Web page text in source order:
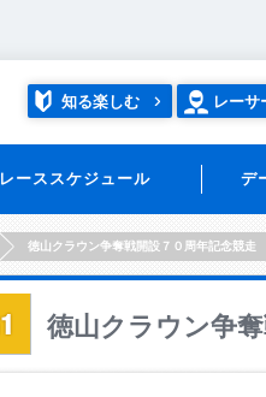
知る楽しむ レーサ
レーススケジュール デ
徳山クラウン争奪戦開設７０周年記念競走
徳山クラウン争